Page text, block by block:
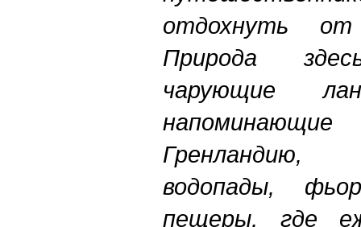
отдохнуть
Природа
чарующие
Гренландию,
водопады,
пещеры, где